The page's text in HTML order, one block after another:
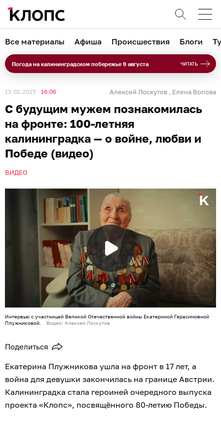
Все материалы Афиша Происшествия Блоги
Погода на калининградском побережье 9 августа ЧИТАТЬ
13.02.2025 16:06 Алексей Лоскутов , Елена Волова
С будущим мужем познакомилась
на фронте: 100-летняя
калининградка — о войне, любви и
Победе (видео)
ВИДЕО
Интервью с участницей Великой Отечественной войны Екатериной Герасимовной
Плужниковой.
Видео: Алексей Лоскутов
Поделиться
Екатерина Плужникова ушла на фронт в 17 лет, а
война для девушки закончилась на границе Австрии.
Калининградка стала героиней очередного выпуска
проекта «Клопс», посвящённого 80-летию Победы.